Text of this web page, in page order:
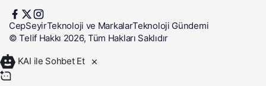
CepSeyirTeknoloji ve MarkalarTeknoloji Gündemi
© Telif Hakkı 2026, Tüm Hakları Saklıdır
KAI ile Sohbet Et